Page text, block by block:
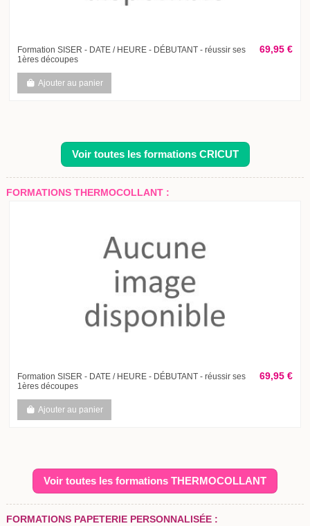
Formation SISER - DATE / HEURE - DÉBUTANT - réussir ses
1ères découpes
69,95 €
Ajouter au panier
Voir toutes les formations CRICUT
FORMATIONS THERMOCOLLANT :
Formation SISER - DATE / HEURE - DÉBUTANT - réussir ses
1ères découpes
69,95 €
Ajouter au panier
Voir toutes les formations THERMOCOLLANT
FORMATIONS PAPETERIE PERSONNALISÉE :